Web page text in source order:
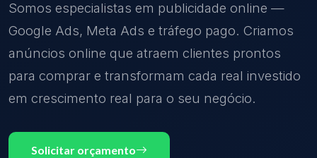
Somos especialistas em publicidade online —
Google Ads, Meta Ads e tráfego pago. Criamos
anúncios online que atraem clientes prontos
para comprar e transformam cada real investido
em crescimento real para o seu negócio.
Solicitar orçamento